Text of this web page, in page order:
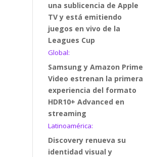
una sublicencia de Apple
TV y está emitiendo
juegos en vivo de la
Leagues Cup
Global:
Samsung y Amazon Prime
Video estrenan la primera
experiencia del formato
HDR10+ Advanced en
streaming
Latinoamérica:
Discovery renueva su
identidad visual y